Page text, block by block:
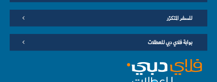
للسفر المتكرّر
بوابة فلاي دبي للعطلات